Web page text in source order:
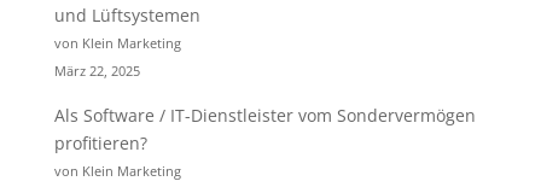
und Lüftsystemen
von Klein Marketing
März 22, 2025
Als Software / IT-Dienstleister vom Sondervermögen
profitieren?
von Klein Marketing